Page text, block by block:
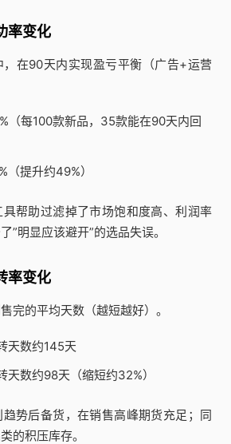
率变化
，在90天内实现盈亏平衡（广告+运营
（每100款新品，35款能在90天内回
（提升约49%）
帮助过滤掉了市场饱和度高、利润率
”明显应该避开”的选品失误。
率变化
完的平均天数（越短越好）。
天数约145天
天数约98天（缩短约32%）
势后备货，在销售高峰期货充足；同
的积压库存。